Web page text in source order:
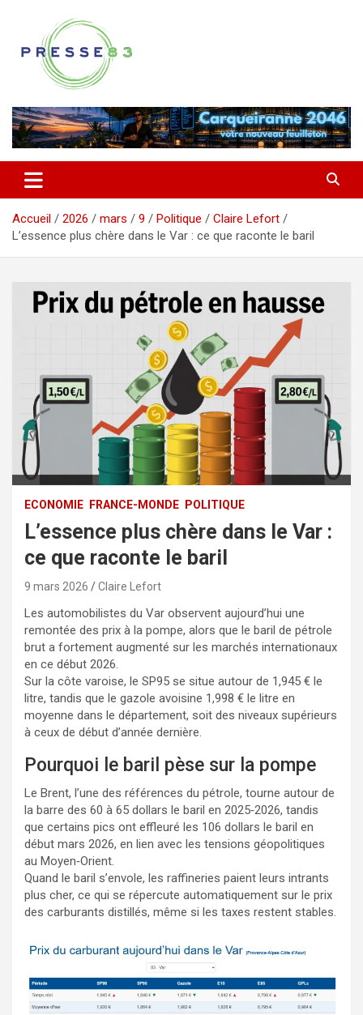
contenu
Presse 83
Accueil 2026 mars 9 Politique
Claire Lefort
L’essence plus chère dans le Var : ce que raconte le baril
ECONOMIE FRANCE-MONDE POLITIQUE
L’essence plus chère dans le Var :
ce que raconte le baril
9 mars 2026 Claire Lefort
Les automobilistes du Var observent aujourd’hui une
remontée des prix à la pompe, alors que le baril de pétrole
brut a fortement augmenté sur les marchés internationaux
en ce début 2026.
Sur la côte varoise, le SP95 se situe autour de 1,945 € le
litre, tandis que le gazole avoisine 1,998 € le litre en
moyenne dans le département, soit des niveaux supérieurs
à ceux de début d’année dernière.
Pourquoi le baril pèse sur la pompe
Le Brent, l’une des références du pétrole, tourne autour de
la barre des 60 à 65 dollars le baril en 2025‑2026, tandis
que certains pics ont effleuré les 106 dollars le baril en
début mars 2026, en lien avec les tensions géopolitiques
au Moyen‑Orient.
Quand le baril s’envole, les raffineries paient leurs intrants
plus cher, ce qui se répercute automatiquement sur le prix
des carburants distillés, même si les taxes restent stables.